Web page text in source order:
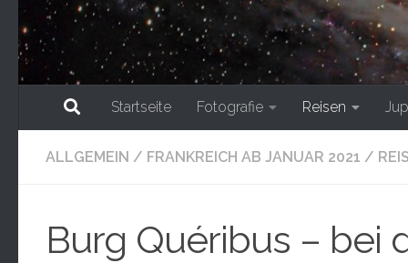
Startseite Fotografie Reisen
ALLGEMEIN / FRANKREICH AB JANUAR 2021 /
Burg Quéribus – bei